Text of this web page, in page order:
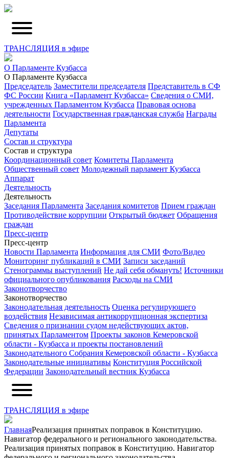
ТРАНСЛЯЦИЯ в эфире
О Парламенте Кузбасса
О Парламенте Кузбасса
Председатель Заместители председателя Представитель в СФ
ФС России Книга «Парламент Кузбасса» Сведения о СМИ,
учрежденных Парламентом Кузбасса Правовая основа
деятельности Государственная гражданская служба Награды
Парламента
Депутаты
Состав и структура
Состав и структура
Координационный совет Комитеты Парламента
Общественный совет Молодежный парламент Кузбасса
Аппарат
Деятельность
Деятельность
Заседания Парламента Заседания комитетов Прием граждан
Противодействие коррупции Открытый бюджет Обращения
граждан
Пресс-центр
Пресс-центр
Новости Парламента Информация для СМИ Фото/Видео
Мониторинг публикаций в СМИ Записи заседаний
Стенограммы выступлений Не дай себя обмануть! Источники
официального опубликования Расходы на СМИ
Законотворчество
Законотворчество
Законодательная деятельность Оценка регулирующего
воздействия Независимая антикоррупционная экспертиза
Сведения о признании судом недействующих актов,
принятых Парламентом Проекты законов Кемеровской
области - Кузбасса и проекты постановлений
Законодательного Собрания Кемеровской области - Кузбасса
Законодательные инициативы Конституция Российской
Федерации Законодательный вестник Кузбасса
ТРАНСЛЯЦИЯ в эфире
ГлавнаяРеализация принятых поправок в Конституцию.
Навигатор федерального и регионального законодательства.
Реализация принятых поправок в Конституцию. Навигатор